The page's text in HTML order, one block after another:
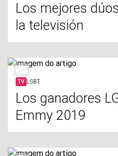
Los mejores
la televisión
TV LGBT
Los ganadores
Emmy 2019